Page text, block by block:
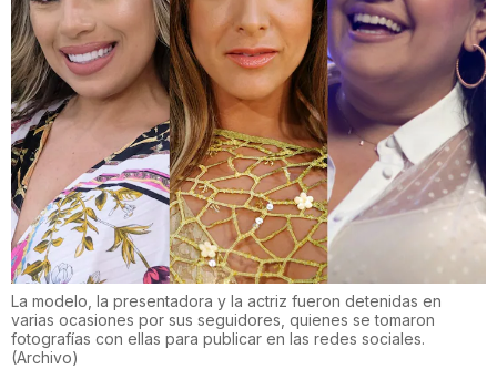
La modelo, la presentadora y la actriz fueron detenidas en
varias ocasiones por sus seguidores, quienes se tomaron
fotografías con ellas para publicar en las redes sociales.
(Archivo)